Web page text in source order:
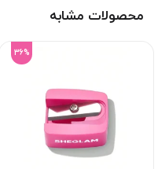
محصولات مشابه
36%